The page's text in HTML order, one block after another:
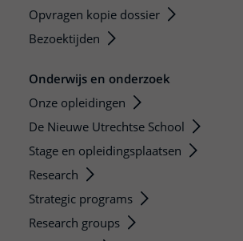
Opvragen kopie dossier
Bezoektijden
Onderwijs en onderzoek
Onze opleidingen
De Nieuwe Utrechtse School
Stage en opleidingsplaatsen
Research
Strategic programs
Research groups